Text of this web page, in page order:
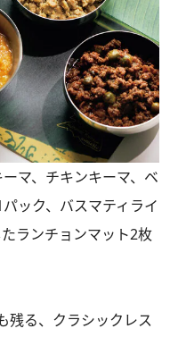
マ、チキンキーマ、ベ
ック、バスマティライ
ランチョンマット2枚
残る、クラシックレス